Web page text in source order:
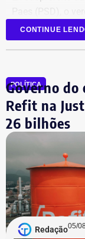
eleito na última
pela primeira
CONTINUE
POLÍTICA
Governo do
Refit na
26 bilhões
Redação05/